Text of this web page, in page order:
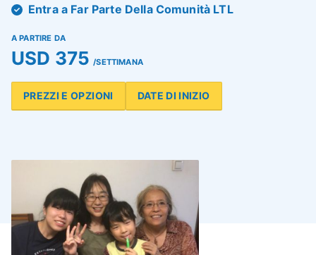
Entra a Far Parte Della Comunità LTL
A PARTIRE DA
USD 375 /SETTIMANA
PREZZI E OPZIONI DATE DI INIZIO